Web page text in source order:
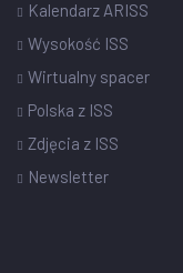
Kalendarz ARISS
Wysokość ISS
Wirtualny spacer
Polska z ISS
Zdjęcia z ISS
Newsletter